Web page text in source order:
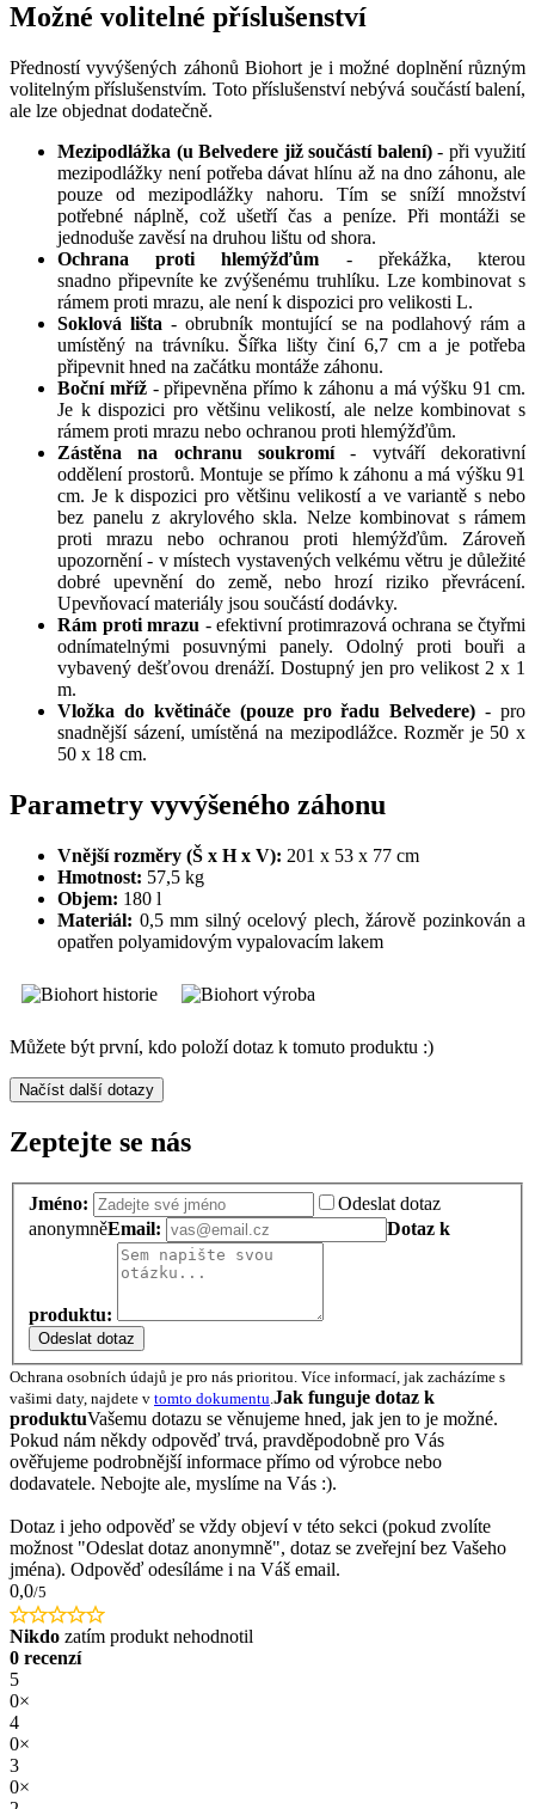
Možné volitelné příslušenství
Předností vyvýšených záhonů Biohort je i možné doplnění různým
volitelným příslušenstvím. Toto příslušenství nebývá součástí balení,
ale lze objednat dodatečně.
Mezipodlážka (u Belvedere již součástí balení)- při využití
mezipodlážky není potřeba dávat hlínu až na dno záhonu, ale
pouze od mezipodlážky nahoru. Tím se sníží množství
potřebné náplně, což ušetří čas a peníze. Při montáži se
jednoduše zavěsí na druhou lištu od shora.
Ochrana proti hlemýžďům - překážka, kterou
snadno připevníte ke zvýšenému truhlíku. Lze kombinovat s
rámem proti mrazu, ale není k dispozici pro velikosti L.
Soklová lišta - obrubník montující se na podlahový rám a
umístěný na trávníku. Šířka lišty činí 6,7 cm a je potřeba
připevnit hned na začátku montáže záhonu.
Boční mříž- připevněna přímo k záhonu a má výšku 91 cm.
Je k dispozici pro většinu velikostí, ale nelze kombinovat s
rámem proti mrazu nebo ochranou proti hlemýžďům.
Zástěna na ochranu soukromí- vytváří dekorativní
oddělení prostorů. Montuje se přímo k záhonu a má výšku 91
cm. Je k dispozici pro většinu velikostí a ve variantě s nebo
bez panelu z akrylového skla. Nelze kombinovat s rámem
proti mrazu nebo ochranou proti hlemýžďům. Zároveň
upozornění - v místech vystavených velkému větru je důležité
dobré upevnění do země, nebo hrozí riziko převrácení.
Upevňovací materiály jsou součástí dodávky.
Rám proti mrazu - efektivní protimrazová ochrana se čtyřmi
odnímatelnými posuvnými panely. Odolný proti bouři a
vybavený dešťovou drenáží. Dostupný jen pro velikost 2 x 1
m.
Vložka do květináče (pouze pro řadu Belvedere) - pro
snadnější sázení, umístěná na mezipodlážce. Rozměr je 50 x
50 x 18 cm.
Parametry vyvýšeného záhonu
Vnější rozměry (Š x H x V): 201 x 53 x 77 cm
Hmotnost: 57,5 kg
Objem: 180 l
Materiál: 0,5 mm silný ocelový plech, žárově pozinkován a
opatřen polyamidovým vypalovacím lakem
Můžete být první, kdo položí dotaz k tomuto produktu :)
Načíst další dotazy
Zeptejte se nás
Jméno:
Odeslat dotaz
anonymněEmail: Dotaz k
produktu:
Odeslat dotaz
Ochrana osobních údajů je pro nás prioritou. Více informací, jak zacházíme s
vašimi daty, najdete v tomto dokumentu.Jak funguje dotaz k
produktuVašemu dotazu se věnujeme hned, jak jen to je možné.
Pokud nám někdy odpověď trvá, pravděpodobně pro Vás
ověřujeme podrobnější informace přímo od výrobce nebo
dodavatele. Nebojte ale, myslíme na Vás :).
Dotaz i jeho odpověď se vždy objeví v této sekci (pokud zvolíte
možnost "Odeslat dotaz anonymně", dotaz se zveřejní bez Vašeho
jména). Odpověď odesíláme i na Váš email.
0,0/5
Nikdo zatím produkt nehodnotil
0 recenzí
5
0×
4
0×
3
0×